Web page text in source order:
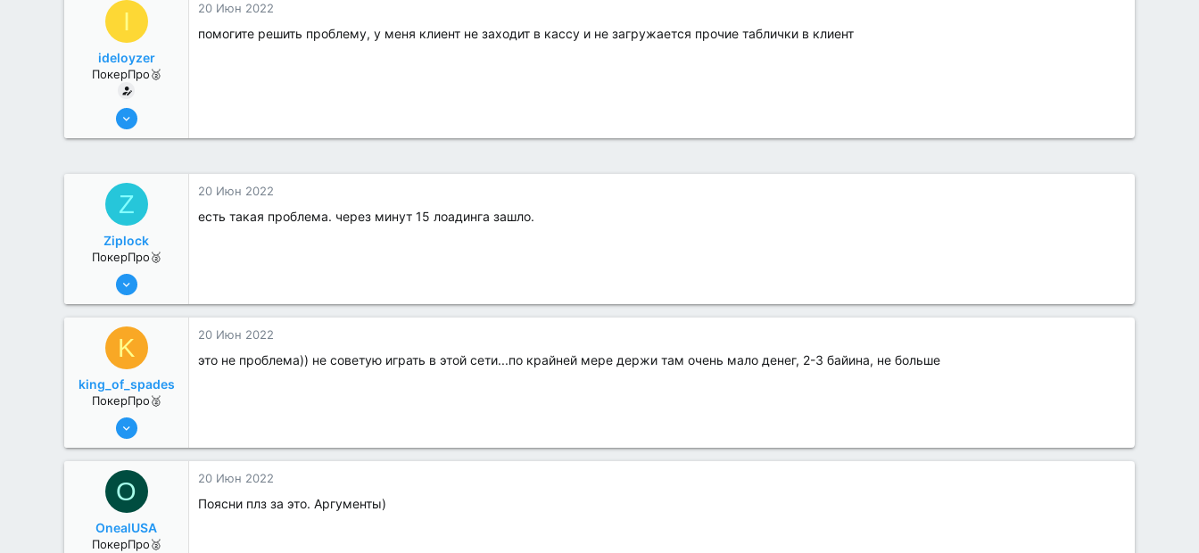
I
ideloyzer
ПокерПро🥈
6 Июн 2022
20 Июн 2022
помогите решить проблему, у меня клиент не заходит в кассу и не загружается прочие таблички в клиент
Z
Ziplock
ПокерПро🥈
13 Июн 2022
0
20 Июн 2022
есть такая проблема. через минут 15 лоадинга зашло.
K
king_of_spades
ПокерПро🥈
6 Июн 2022
0
20 Июн 2022
это не проблема)) не советую играть в этой сети...по крайней мере держи там очень мало денег, 2-3 байина, не больше
O
OnealUSA
ПокерПро🥈
20 Июн 2022
Поясни плз за это. Аргументы)